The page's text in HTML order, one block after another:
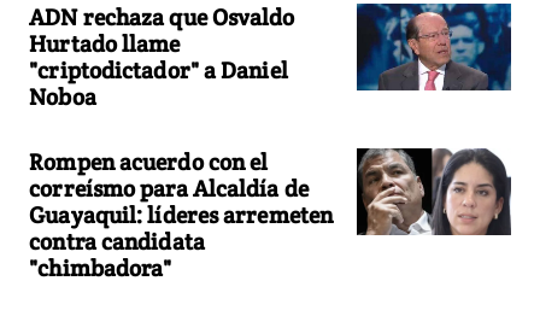
ADN rechaza que Osvaldo
Hurtado llame
"criptodictador" a Daniel
Noboa
Rompen acuerdo con el
correísmo para Alcaldía de
Guayaquil: líderes arremeten
contra candidata
"chimbadora"